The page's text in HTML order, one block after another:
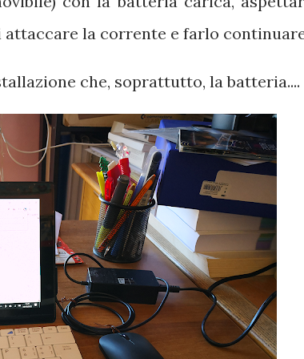
la corrente e farlo
che, soprattutto, la batteria....